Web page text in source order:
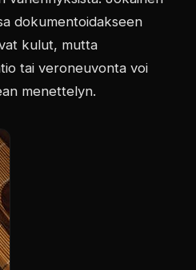
dokumentoidakseen
kulut, mutta
tai veroneuvonta voi
menettelyn.